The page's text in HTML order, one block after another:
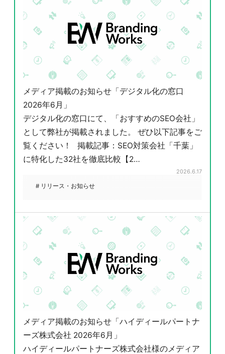
メディア掲載のお知らせ「デジタル化の窓口
2026年6月」
デジタル化の窓口にて、「おすすめのSEO会社」
として弊社が掲載されました。 ぜひ以下記事をご
覧ください！ 掲載記事：SEO対策会社「千葉」
に特化した32社を徹底比較【2…
2026.6.17
# リリース・お知らせ
メディア掲載のお知らせ「ハイディールパートナ
ーズ株式会社 2026年6月」
ハイディールパートナーズ株式会社様のメディア